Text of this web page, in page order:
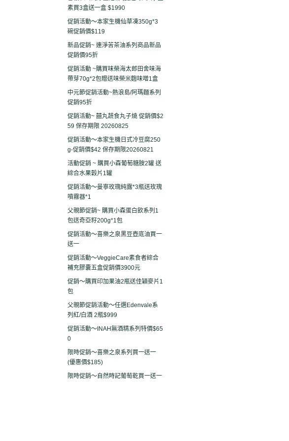
素買3盒送一盒 $1990
促銷活動～本家生機仙草凍350g*3
碗促銷價$119
新品促銷~ 連淨苦茶油系列商品新品
促銷價95折
促銷活動 ~購買味榮海太郎田舍味海
帶芽70g*2包贈送味榮米麴味噌1盒
中元節促銷活動~熱浪島/阿瑪麵系列
促銷95折
促銷活動~ 囍丸蔬食丸子燒 促銷價$2
59 保存期限 20260825
促銷活動～本家生機日式冷豆腐250
g-促銷價$42 保存期限20260821
活動促銷 ~ 購買小森葡萄糖胺2罐 送
綜合水果穀片1罐
促銷活動～曼寧玫瑰純露*3瓶送玫瑰
噴霧器*1
父親節促銷~ 購買小森蛋白飲系列1
包送奇亞籽200g*1包
促銷活動～喜樂之泉黑豆壺底油買一
送一
促銷活動～VeggieCare素食者綜合
補充膠囊五盒促銷價3900元
促銷～購買印加果油2瓶送佳穎麥片1
包
父親節促銷活動～任選Edenvale系
列紅/白酒 2瓶$999
促銷活動～INAH無酒精系列特價$65
0
限時促銷～喜樂之泉系列買一送一
(優惠價$185)
限時促銷～自然時記葡萄乾買一送一